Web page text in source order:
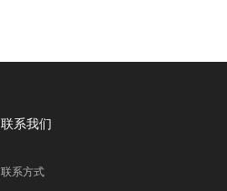
联系我们
联系方式